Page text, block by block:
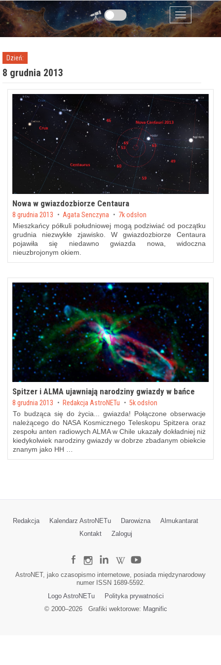
Przejdź do zawartości
Menu
Dzień:
8 grudnia 2013
Nowa w gwiazdozbiorze Centaura
Posted on
8 grudnia 2013 by Agata Senczyna 7k odsłon
Mieszkańcy półkuli południowej mogą podziwiać od początku
grudnia niezwykłe zjawisko. W gwiazdozbiorze Centaura
pojawiła się niedawno gwiazda nowa, widoczna
nieuzbrojonym okiem.
Spitzer i ALMA ujawniają narodziny gwiazdy w bańce
Posted on
8 grudnia 2013 by Redakcja AstroNETu 5k odsłon
To budząca się do życia... gwiazda! Połączone obserwacje
należącego do NASA Kosmicznego Teleskopu Spitzera oraz
zespołu anten radiowych ALMA w Chile ukazały dokładniej niż
kiedykolwiek narodziny gwiazdy w dobrze zbadanym obiekcie
znanym jako HH …
Redakcja Kalendarz AstroNETu Darowizna
Almukantarat
Kontakt
Zaloguj
AstroNET, jako czasopismo internetowe, posiada międzynarodowy
numer ISSN 1689-5592.
Logo AstroNETu
Polityka prywatności
© 2000–2026Grafiki wektorowe: Magnific